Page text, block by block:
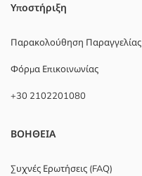
Υποστήριξη
Παρακολούθηση Παραγγελίας
Φόρμα Επικοινωνίας
+30 2102201080
ΒΟΗΘΕΙΑ
Συχνές Ερωτήσεις (FAQ)